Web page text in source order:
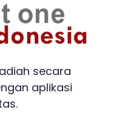
secara
aplikasi